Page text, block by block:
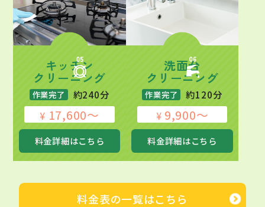
キッチン
クリーニング
作業完了 約240分
¥ 17,600～
料金詳細はこちら
洗面台
クリーニング
作業完了 約120分
¥ 9,900～
料金詳細はこちら
料金表の一覧はこちら